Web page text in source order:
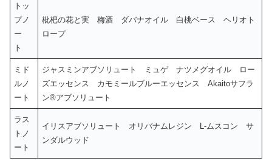
トッ
プノ
ー
ト
枇杷の花と実 梅酒 ダバナオイル 白桃ベース ヘリオト
ロープ
ミド
ルノ
ート
ジャスミンアブソリュート ミュゲ ナツメグオイル ロー
ズエッセンス カモミールブルーエッセンス Akaitoサフラ
ン®︎アブソリュート
ラス
トノ
ート
イリスアブソリュート オリバナムレジン L-ムスコン サ
ンダルウッド